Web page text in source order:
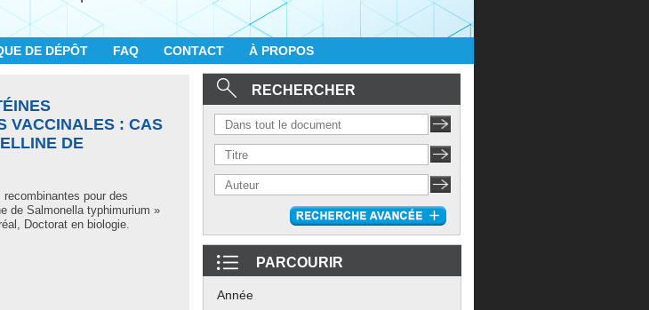
DE DÉPÔT FAQ CONTACT À PROPOS
VACCINALES : CAS
DE
pour des
de Salmonella typhimurium »
Doctorat en biologie.
RECHERCHER
PARCOURIR
Année